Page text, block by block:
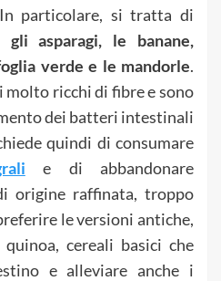
particolare, si tratta di
gli asparagi, le banane,
verde e le mandorle.
ricchi di fibre e sono
dei batteri intestinali
quindi di consumare
e di abbandonare
origine raffinata, troppo
le versioni antiche,
cereali basici che
e alleviare anche i